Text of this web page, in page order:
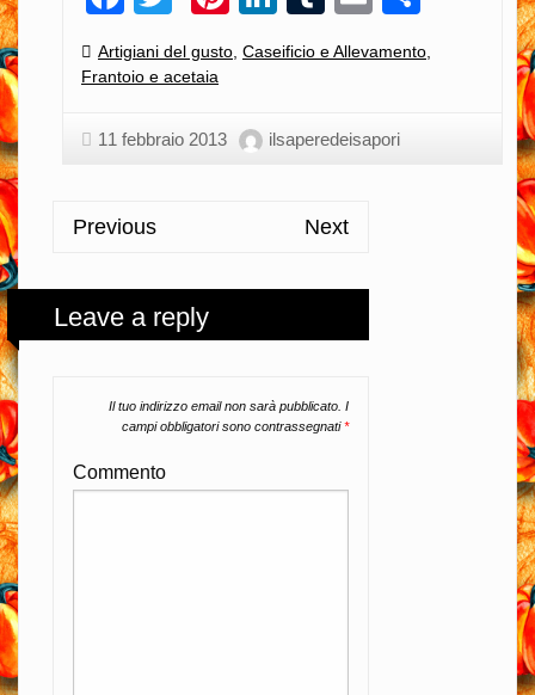
Categories:
Artigiani del gusto Caseificio e Allevamento
Frantoio e acetaia
11 febbraio 2013 ilsaperedeisapori
Previous Next
Leave a reply
Il tuo indirizzo email non sarà pubblicato. I
campi obbligatori sono contrassegnati*
Commento